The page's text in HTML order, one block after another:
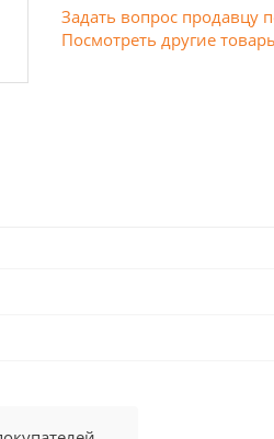
Задать вопрос продавцу
Посмотреть другие